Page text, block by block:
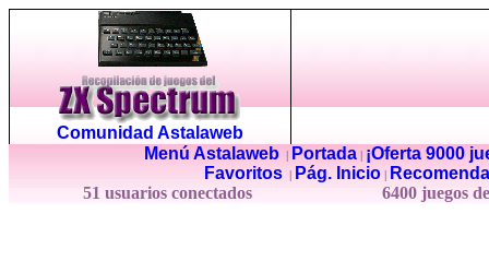
Comunidad Astalaweb
Menú Astalaweb| Portada|
¡Oferta 9000
Favoritos
Pág. Inicio
51 usuarios conectados
6400 juegos